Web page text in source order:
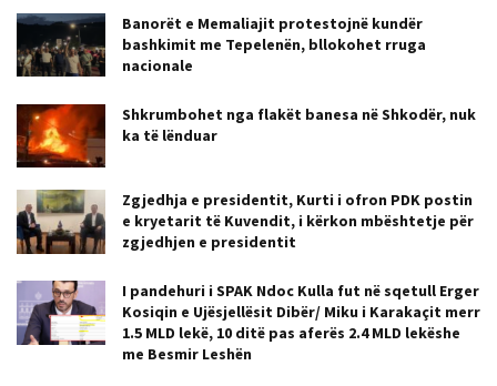
Banorët e Memaliajit protestojnë kundër
bashkimit me Tepelenën, bllokohet rruga
nacionale
Shkrumbohet nga flakët banesa në Shkodër, nuk
ka të lënduar
Zgjedhja e presidentit, Kurti i ofron PDK postin
e kryetarit të Kuvendit, i kërkon mbështetje për
zgjedhjen e presidentit
I pandehuri i SPAK Ndoc Kulla fut në sqetull Erger
Kosiqin e Ujësjellësit Dibër/ Miku i Karakaçit merr
1.5 MLD lekë, 10 ditë pas aferës 2.4 MLD lekëshe
me Besmir Leshën